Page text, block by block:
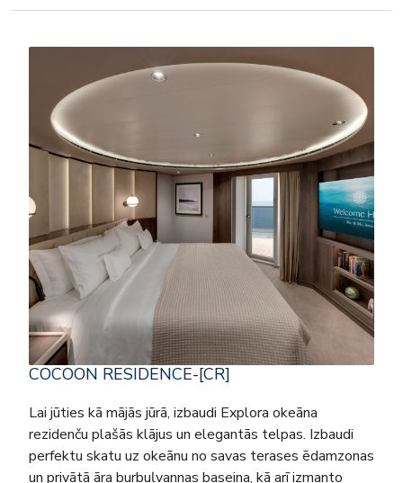
COCOON RESIDENCE-[CR]
Lai jūties kā mājās jūrā, izbaudi Explora okeāna
rezidenču plašās klājus un elegantās telpas. Izbaudi
perfektu skatu uz okeānu no savas terases ēdamzonas
un privātā āra burbuļvannas baseina, kā arī izmanto